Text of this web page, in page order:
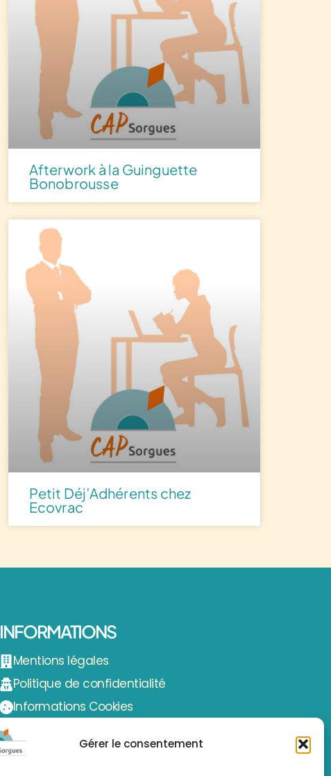
Gérer le consentement
Afterwork à la Guinguette
Bonobrousse
Petit Déj’Adhérents chez
Ecovrac
INFORMATIONS
Mentions légales
Politique de confidentialité
Informations Cookies